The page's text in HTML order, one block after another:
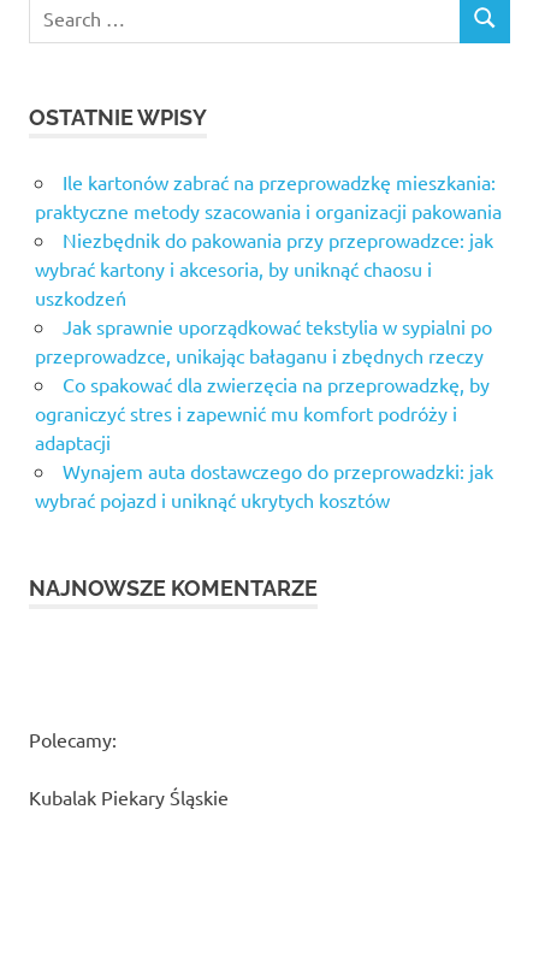
for:
SEARCH
OSTATNIE WPISY
Ile kartonów zabrać na przeprowadzkę mieszkania:
praktyczne metody szacowania i organizacji pakowania
Niezbędnik do pakowania przy przeprowadzce: jak
wybrać kartony i akcesoria, by uniknąć chaosu i
uszkodzeń
Jak sprawnie uporządkować tekstylia w sypialni po
przeprowadzce, unikając bałaganu i zbędnych rzeczy
Co spakować dla zwierzęcia na przeprowadzkę, by
ograniczyć stres i zapewnić mu komfort podróży i
adaptacji
Wynajem auta dostawczego do przeprowadzki: jak
wybrać pojazd i uniknąć ukrytych kosztów
NAJNOWSZE KOMENTARZE
Polecamy:
Kubalak Piekary Śląskie